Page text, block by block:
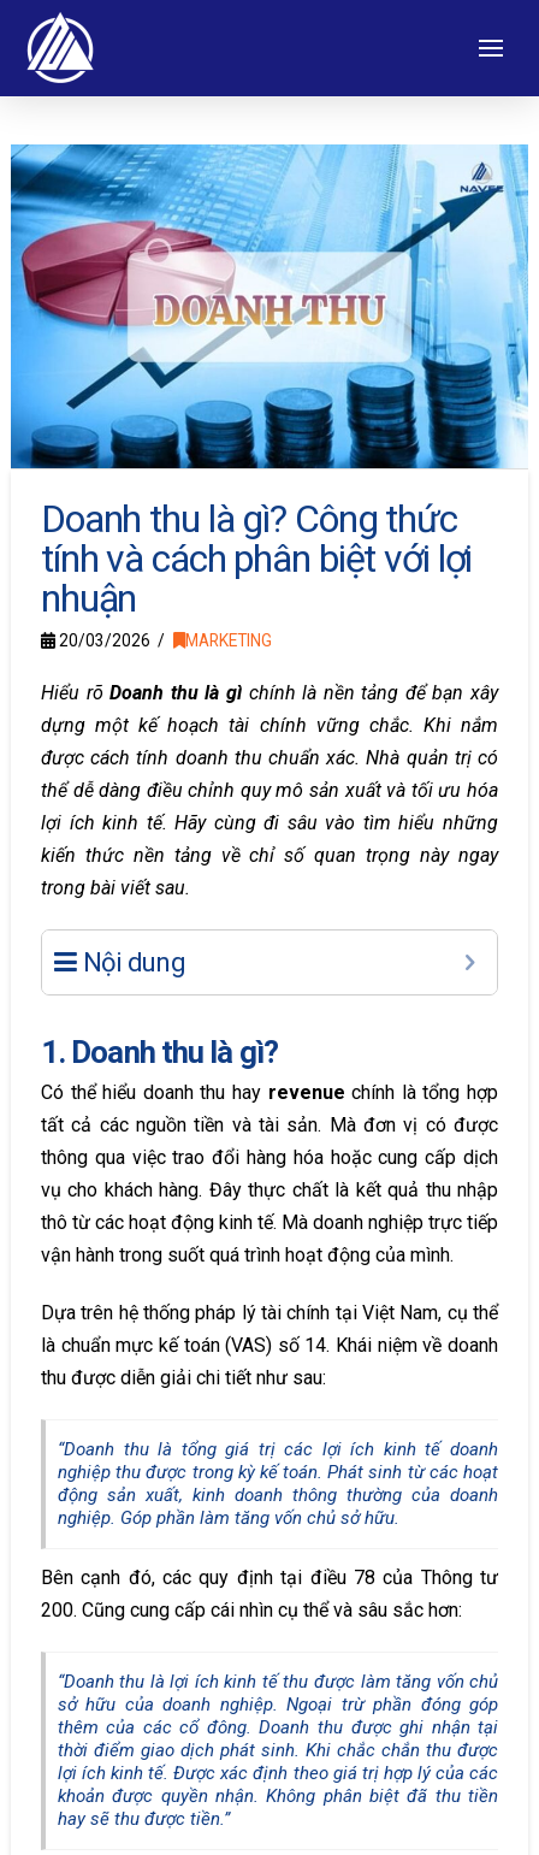
Doanh thu là gì? Công thức
tính và cách phân biệt với lợi
nhuận
20/03/2026 MARKETING
Hiểu rõDoanh thu là gìchính là nền tảng để bạn xây
dựng một kế hoạch tài chính vững chắc. Khi nắm
được cách tính doanh thu chuẩn xác. Nhà quản trị có
thể dễ dàng điều chỉnh quy mô sản xuất và tối ưu hóa
lợi ích kinh tế. Hãy cùng đi sâu vào tìm hiểu những
kiến thức nền tảng về chỉ số quan trọng này ngay
trong bài viết sau.
Nội dung
1. Doanh thu là gì?
Có thể hiểu doanh thu hay revenue chính là tổng hợp
tất cả các nguồn tiền và tài sản. Mà đơn vị có được
thông qua việc trao đổi hàng hóa hoặc cung cấp dịch
vụ cho khách hàng. Đây thực chất là kết quả thu nhập
thô từ các hoạt động kinh tế. Mà doanh nghiệp trực tiếp
vận hành trong suốt quá trình hoạt động của mình.
Dựa trên hệ thống pháp lý tài chính tại Việt Nam, cụ thể
là chuẩn mực kế toán (VAS) số 14. Khái niệm về doanh
thu được diễn giải chi tiết như sau:
“Doanh thu là tổng giá trị các lợi ích kinh tế doanh
nghiệp thu được trong kỳ kế toán. Phát sinh từ các hoạt
động sản xuất, kinh doanh thông thường của doanh
nghiệp. Góp phần làm tăng vốn chủ sở hữu.
Bên cạnh đó, các quy định tại điều 78 của Thông tư
200. Cũng cung cấp cái nhìn cụ thể và sâu sắc hơn:
“Doanh thu là lợi ích kinh tế thu được làm tăng vốn chủ
sở hữu của doanh nghiệp. Ngoại trừ phần đóng góp
thêm của các cổ đông. Doanh thu được ghi nhận tại
thời điểm giao dịch phát sinh. Khi chắc chắn thu được
lợi ích kinh tế. Được xác định theo giá trị hợp lý của các
khoản được quyền nhận. Không phân biệt đã thu tiền
hay sẽ thu được tiền.”